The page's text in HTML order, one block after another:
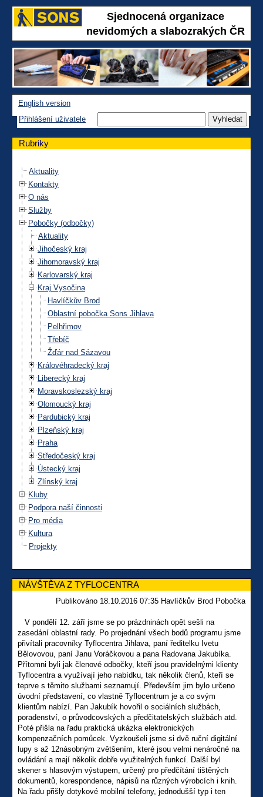
Sjednocená organizace
nevidomých a slabozrakých ČR
English version
Přihlášení uživatele
Rubriky
Aktuality
Kontakty
O nás
Služby
Pobočky (odbočky)
Aktuality
Jihočeský kraj
Jihomoravský kraj
Karlovarský kraj
Kraj Vysočina
Havlíčkův Brod
Oblastní pobočka Sons Jihlava
Pelhřimov
Třebíč
Žďár nad Sázavou
Královéhradecký kraj
Liberecký kraj
Moravskoslezský kraj
Olomoucký kraj
Pardubický kraj
Plzeňský kraj
Praha
Středočeský kraj
Ústecký kraj
Zlínský kraj
Kluby
Podpora naší činnosti
Pro média
Kultura
Projekty
NÁVŠTĚVA Z TYFLOCENTRA
Publikováno 18.10.2016 07:35 Havlíčkův Brod Pobočka
V pondělí 12. září jsme se po prázdninách opět sešli na
zasedání oblastní rady. Po projednání všech bodů programu jsme
přivítali pracovníky Tyflocentra Jihlava, paní ředitelku Ivetu
Bělovovou, paní Janu Voráčkovou a pana Radovana Jakubíka.
Přítomni byli jak členové odbočky, kteří jsou pravidelnými klienty
Tyflocentra a využívají jeho nabídku, tak několik členů, kteří se
teprve s těmito službami seznamují. Především jim bylo určeno
úvodní představení, co vlastně Tyflocentrum je a co svým
klientům nabízí. Pan Jakubík hovořil o sociálních službách,
poradenství, o průvodcovských a předčitatelských službách atd.
Poté přišla na řadu praktická ukázka elektronických
kompenzačních pomůcek. Vyzkoušeli jsme si dvě ruční digitální
lupy s až 12násobným zvětšením, které jsou velmi nenáročné na
ovládání a mají několik dobře využitelných funkcí. Další byl
skener s hlasovým výstupem, určený pro předčítání tištěných
dokumentů, korespondence, nápisů na různých výrobcích i knih.
Na řadu přišly dotykové mobilní telefony, jednodušší typ i ten